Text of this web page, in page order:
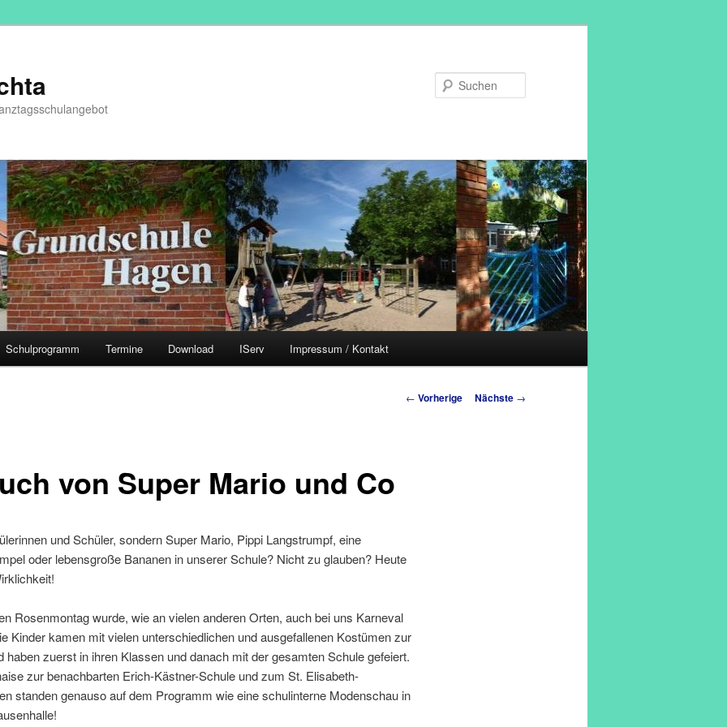
Schulprogramm Termine Download IServ Impressum / Kontakt
Artikelnavigation
← Vorherige Nächste →
von Super Mario und Co
und Schüler, sondern Super Mario, Pippi Langstrumpf, eine
oder lebensgroße Bananen in unserer Schule? Nicht zu glauben? Heute
Rosenmontag wurde, wie an vielen anderen Orten, auch bei uns Karneval
Kinder kamen mit vielen unterschiedlichen und ausgefallenen Kostümen zur
haben zuerst in ihren Klassen und danach mit der gesamten Schule gefeiert.
zur benachbarten Erich-Kästner-Schule und zum St. Elisabeth-
standen genauso auf dem Programm wie eine schulinterne Modenschau in